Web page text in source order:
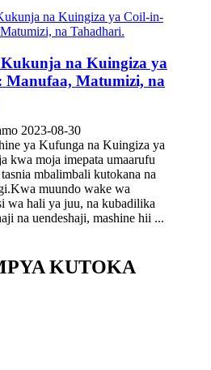
na Kuingiza ya
Manufaa, Matumizi, na
2023-08-30
ya Kufunga na Kuingiza ya
kwa moja imepata umaarufu
mbalimbali kutokana na
muundo wake wa
wa hali ya juu, na kubadilika
na uendeshaji, mashine hii ...
KUTOKA